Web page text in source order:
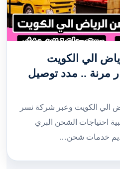
الي الكويت
أسعار مرنة .. مدد توصيل
الي الكويت وعبر شركة نسر
احتياجات الشحن البري
خدمات شحن…